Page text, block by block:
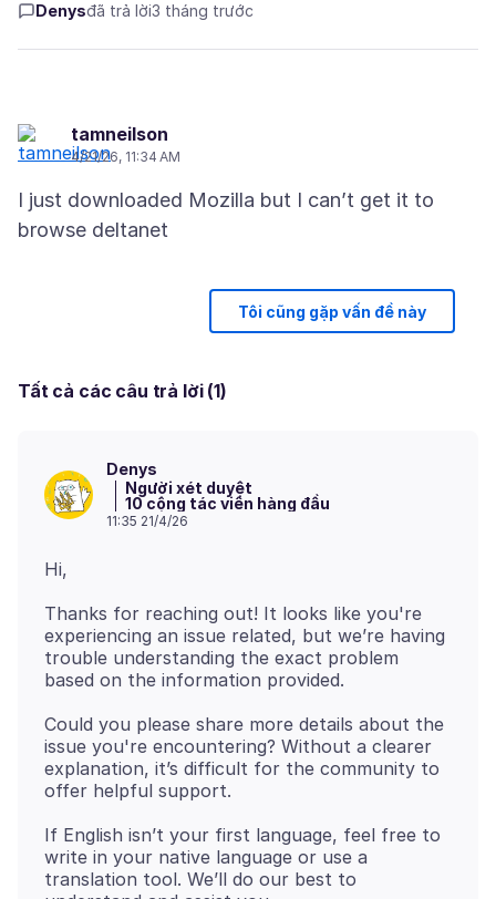
Denysđã trả lời3 tháng trước
tamneilson
4/21/26, 11:34 AM
I just downloaded Mozilla but I can’t get it to
Tôi cũng gặp vấn đề này
Tất cả các câu trả lời (1)
Denys
Người xét duyệt
10 cộng tác viên hàng đầu
11:35 21/4/26
Thanks for reaching out! It looks like you're
experiencing an issue related, but we’re having
trouble understanding the exact problem
Could you please share more details about the
issue you're encountering? Without a clearer
explanation, it’s difficult for the community to
If English isn’t your first language, feel free to
write in your native language or use a
translation tool. We’ll do our best to